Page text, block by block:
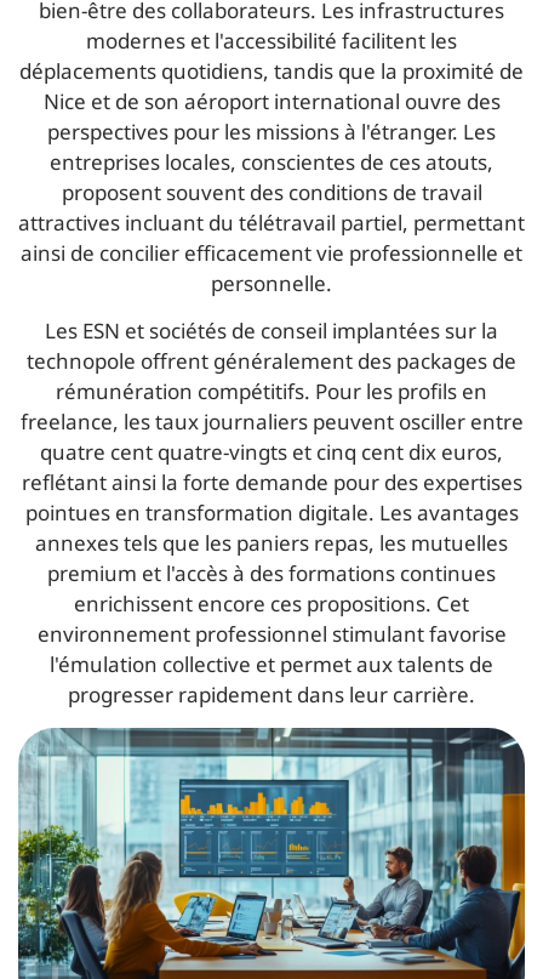
bien-être des collaborateurs. Les infrastructures
modernes et l'accessibilité facilitent les
déplacements quotidiens, tandis que la proximité de
Nice et de son aéroport international ouvre des
perspectives pour les missions à l'étranger. Les
entreprises locales, conscientes de ces atouts,
proposent souvent des conditions de travail
attractives incluant du télétravail partiel, permettant
ainsi de concilier efficacement vie professionnelle et
personnelle.
Les ESN et sociétés de conseil implantées sur la
technopole offrent généralement des packages de
rémunération compétitifs. Pour les profils en
freelance, les taux journaliers peuvent osciller entre
quatre cent quatre-vingts et cinq cent dix euros,
reflétant ainsi la forte demande pour des expertises
pointues en transformation digitale. Les avantages
annexes tels que les paniers repas, les mutuelles
premium et l'accès à des formations continues
enrichissent encore ces propositions. Cet
environnement professionnel stimulant favorise
l'émulation collective et permet aux talents de
progresser rapidement dans leur carrière.